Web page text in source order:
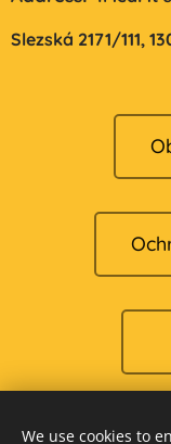
Slezská 2171/111,
We use cookies to